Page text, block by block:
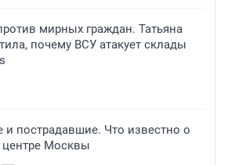
мирных граждан. Татьяна
почему ВСУ атакует склады
и пострадавшие. Что известно о
Москвы